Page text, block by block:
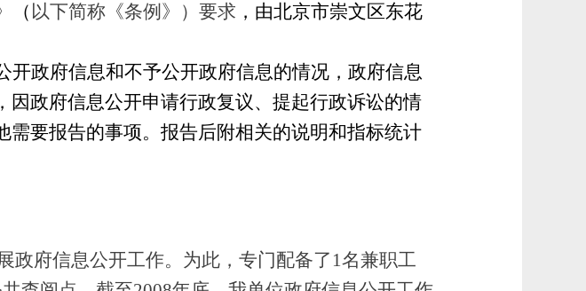
（ 以下简称《条例》）要求 ，由北京市崇文区东花
政府信息和不予公开政府信息的情况，政府信息
政府信息公开申请行政复议、提起行政诉讼的情
要报告的事项。报告后附相关的说明和指标统计
政府信息公开工作。为此，专门配备了1名兼职工